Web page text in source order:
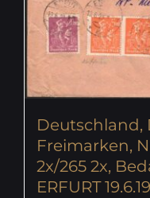
Deutschland,
Freimarken,
2x/265 2x,
ERFURT